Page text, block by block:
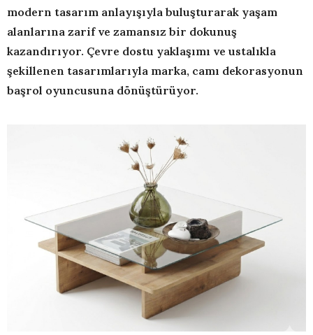
modern tasarım anlayışıyla buluşturarak yaşam
alanlarına zarif ve zamansız bir dokunuş
kazandırıyor. Çevre dostu yaklaşımı ve ustalıkla
şekillenen tasarımlarıyla marka, camı dekorasyonun
başrol oyuncusuna dönüştürüyor.